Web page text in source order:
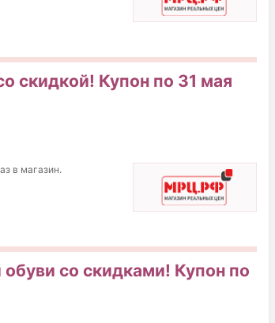
скидкой! Купон по 31 мая
в магазин.
со скидками! Купон по